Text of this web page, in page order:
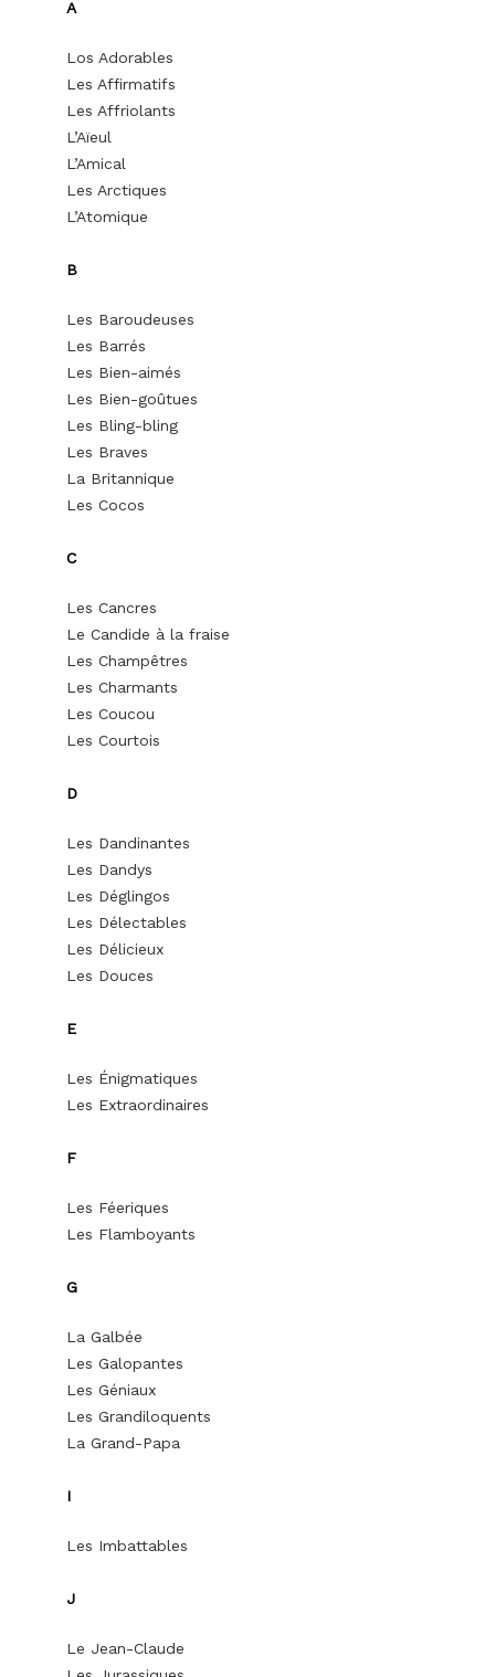
A
Los Adorables
Les Affirmatifs
Les Affriolants
L’Aïeul
L’Amical
Les Arctiques
L’Atomique
B
Les Baroudeuses
Les Barrés
Les Bien-aimés
Les Bien-goûtues
Les Bling-bling
Les Braves
La Britannique
Les Cocos
C
Les Cancres
Le Candide à la fraise
Les Champêtres
Les Charmants
Les Coucou
Les Courtois
D
Les Dandinantes
Les Dandys
Les Déglingos
Les Délectables
Les Délicieux
Les Douces
E
Les Énigmatiques
Les Extraordinaires
F
Les Féeriques
Les Flamboyants
G
La Galbée
Les Galopantes
Les Géniaux
Les Grandiloquents
La Grand-Papa
I
Les Imbattables
J
Le Jean-Claude